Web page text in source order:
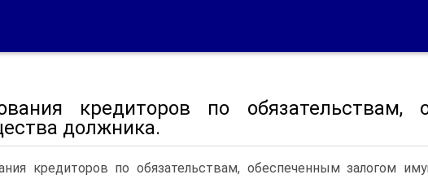
кредиторов по обязательствам,
должника.
кредиторов по обязательствам, обеспеченным залогом